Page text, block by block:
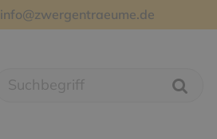
info@zwergentraeume.de